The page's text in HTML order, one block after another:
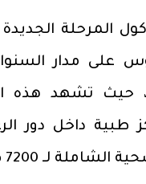
على مدار
داخل دور
لـ 7200 طفل.